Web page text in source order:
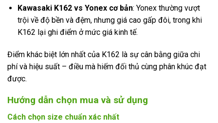
Kawasaki K162 vs Yonex cơ bản: Yonex thường vượt
trội về độ bền và đệm, nhưng giá cao gấp đôi, trong khi
K162 lại ghi điểm ở mức giá kinh tế.
Điểm khác biệt lớn nhất của K162 là sự cân bằng giữa chi
phí và hiệu suất – điều mà hiếm đối thủ cùng phân khúc đạt
được.
Hướng dẫn chọn mua và sử dụng
Cách chọn size chuẩn xác nhất